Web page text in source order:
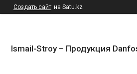
Создать сайт на Satu.kz
Ismail-Stroy – Продукция